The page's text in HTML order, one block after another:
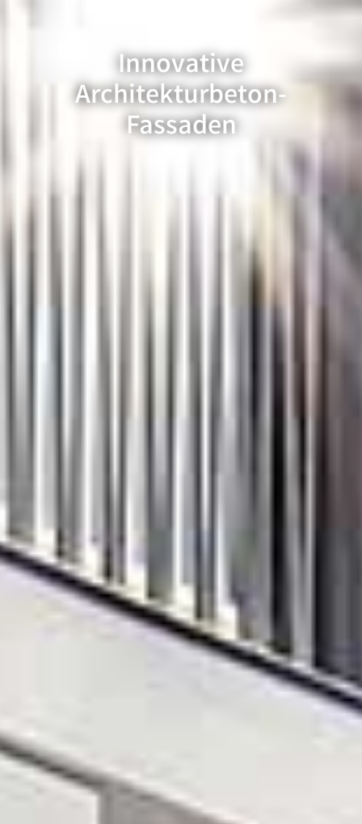
Ihr Spezialist für
Betonfassaden